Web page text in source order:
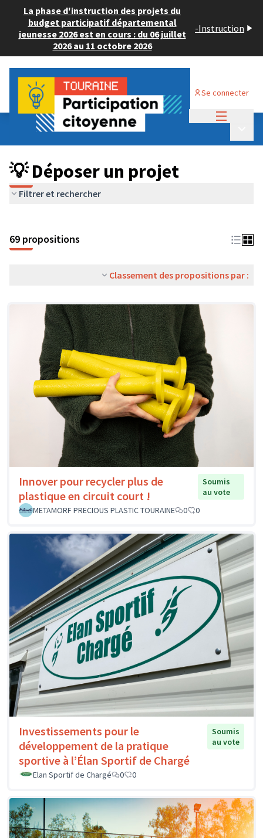
La phase d'instruction des projets du
budget participatif départemental
jeunesse 2026 est en cours : du 06 juillet
2026 au 11 octobre 2026
-Instruction
Se connecter
Budget Participatif ADULTE 2024
💡 Déposer un projet
💡 Déposer un projet
Filtrer et rechercher
69 propositions
Classement des propositions par :
Innover pour recycler plus de
plastique en circuit court !
Soumis
au vote
METAMORF PRECIOUS PLASTIC TOURAINE
0 0
Investissements pour le
développement de la pratique
sportive à l’Élan Sportif de Chargé
Soumis
au vote
Elan Sportif de Chargé 0 0